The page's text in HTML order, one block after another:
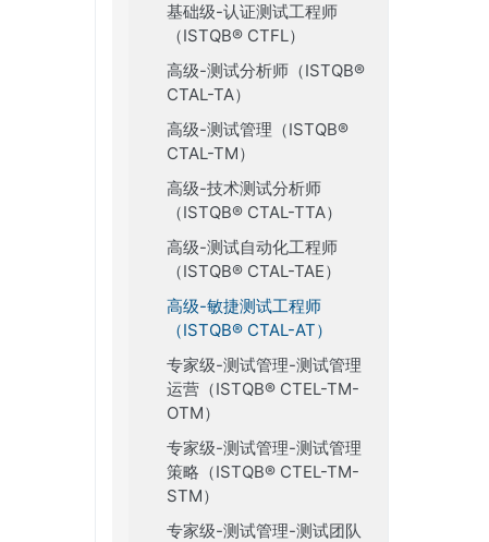
基础级-认证测试工程师
（ISTQB® CTFL）
高级-测试分析师（ISTQB®
CTAL-TA）
高级-测试管理（ISTQB®
CTAL-TM）
高级-技术测试分析师
（ISTQB® CTAL-TTA）
高级-测试自动化工程师
（ISTQB® CTAL-TAE）
高级-敏捷测试工程师
（ISTQB® CTAL-AT）
专家级-测试管理-测试管理
运营（ISTQB® CTEL-TM-
OTM）
专家级-测试管理-测试管理
策略（ISTQB® CTEL-TM-
STM）
专家级-测试管理-测试团队